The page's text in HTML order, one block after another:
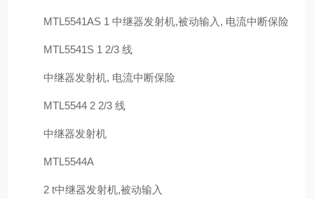
MTL5541AS 1 中继器发射机,被动输入, 电流中断保险
MTL5541S 1 2/3 线
中继器发射机, 电流中断保险
MTL5544 2 2/3 线
中继器发射机
MTL5544A
2 t中继器发射机,被动输入